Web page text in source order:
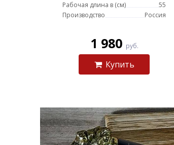
Рабочая длина в (см)
55
Производство
Россия
1 980 руб.
Купить